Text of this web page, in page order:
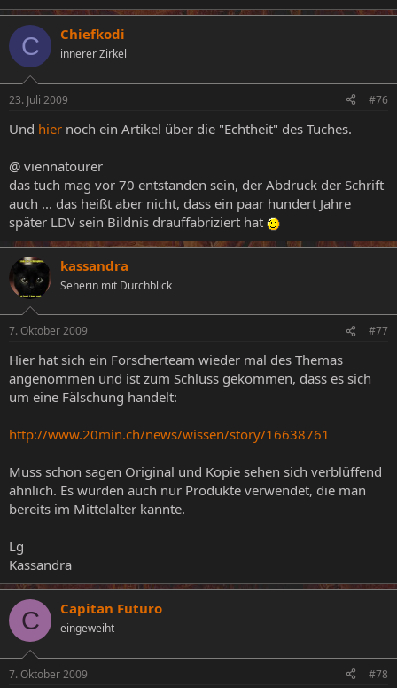
C Chiefkodi
innerer Zirkel
23. Juli 2009 #76
Und hier noch ein Artikel über die "Echtheit" des Tuches.
@ viennatourer
das tuch mag vor 70 entstanden sein, der Abdruck der Schrift
auch ... das heißt aber nicht, dass ein paar hundert Jahre
später LDV sein Bildnis drauffabriziert hat
kassandra
Seherin mit Durchblick
7. Oktober 2009 #77
Hier hat sich ein Forscherteam wieder mal des Themas
angenommen und ist zum Schluss gekommen, dass es sich
um eine Fälschung handelt:
http://www.20min.ch/news/wissen/story/16638761
Muss schon sagen Original und Kopie sehen sich verblüffend
ähnlich. Es wurden auch nur Produkte verwendet, die man
bereits im Mittelalter kannte.
Lg
Kassandra
C Capitan Futuro
eingeweiht
7. Oktober 2009 #78